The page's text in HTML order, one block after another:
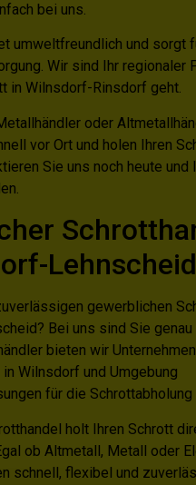
bei uns.
umweltfreundlich und sorgt
Wir sind Ihr regionaler
in Wilnsdorf-Rinsdorf geht.
oder
vor Ort und holen Ihren
Sie uns noch heute und
Lehnscheid
gewerblichen
Bei uns sind Sie
bieten wir
Wilnsdorf und Umgebung
für die Schrottabholung
holt Ihren Schrott
ob Altmetall, Metall oder
schnell, flexibel und